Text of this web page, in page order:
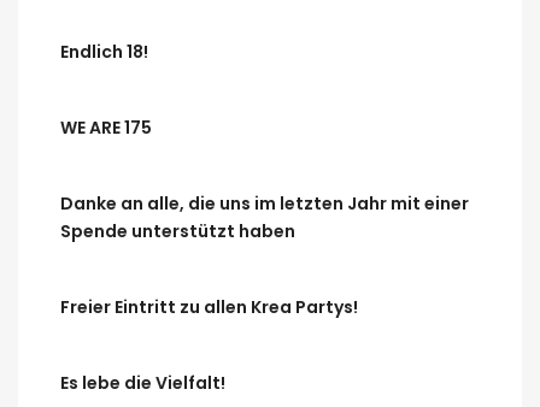
Endlich 18!
WE ARE 175
Danke an alle, die uns im letzten Jahr mit einer
Spende unterstützt haben
Freier Eintritt zu allen Krea Partys!
Es lebe die Vielfalt!